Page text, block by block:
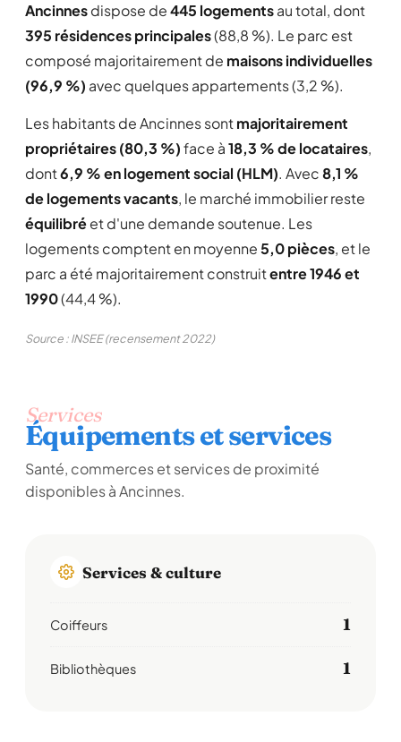
Ancinnesdispose de445 logementsau total, dont
395 résidences principales(88,8 %). Le parc est
composé majoritairement de maisons individuelles
(96,9 %) avec quelques appartements (3,2 %).
Les habitants de Ancinnes sontmajoritairement
propriétaires (80,3 %)face à18,3 % de locataires,
dont6,9 % en logement social (HLM). Avec8,1 %
de logements vacants, le marché immobilier reste
équilibréet d'une demande soutenue. Les
logements comptent en moyenne5,0 pièces, et le
parc a été majoritairement construitentre 1946 et
1990(44,4 %).
Source : INSEE (recensement 2022)
Services
Équipements et services
Santé, commerces et services de proximité
disponibles à Ancinnes.
Services & culture
Coiffeurs 1
Bibliothèques 1